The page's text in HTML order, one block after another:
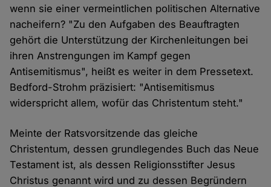
wenn sie einer vermeintlichen politischen Alternative
nacheifern? "Zu den Aufgaben des Beauftragten
gehört die Unterstützung der Kirchenleitungen bei
ihren Anstrengungen im Kampf gegen
Antisemitismus", heißt es weiter in dem Pressetext.
Bedford-Strohm präzisiert: "Antisemitismus
widerspricht allem, wofür das Christentum steht."
Meinte der Ratsvorsitzende das gleiche
Christentum, dessen grundlegendes Buch das Neue
Testament ist, als dessen Religionsstifter Jesus
Christus genannt wird und zu dessen Begründern